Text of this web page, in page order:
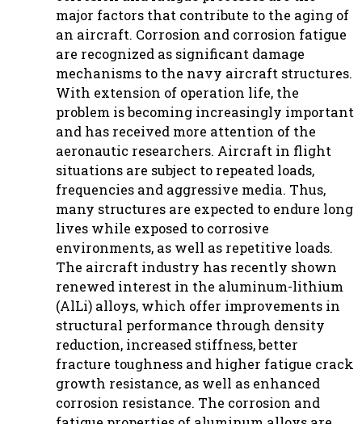
major factors that contribute to the aging of
an aircraft. Corrosion and corrosion fatigue
are recognized as significant damage
mechanisms to the navy aircraft structures.
With extension of operation life, the
problem is becoming increasingly important
and has received more attention of the
aeronautic researchers. Aircraft in flight
situations are subject to repeated loads,
frequencies and aggressive media. Thus,
many structures are expected to endure long
lives while exposed to corrosive
environments, as well as repetitive loads.
The aircraft industry has recently shown
renewed interest in the aluminum-lithium
(AlLi) alloys, which offer improvements in
structural performance through density
reduction, increased stiffness, better
fracture toughness and higher fatigue crack
growth resistance, as well as enhanced
corrosion resistance. The corrosion and